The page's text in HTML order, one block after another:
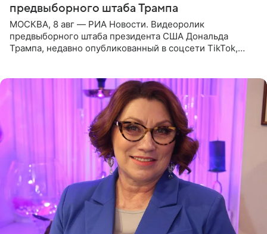
предвыборного штаба Трампа
МОСКВА, 8 авг — РИА Новости. Видеоролик
предвыборного штаба президента США Дональда
Трампа, недавно опубликованный в соцсети TikTok,